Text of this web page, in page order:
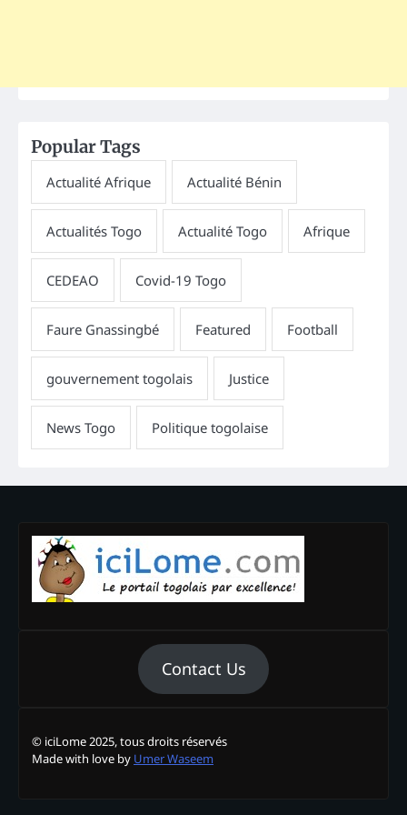
Popular Tags
Contact Us
© iciLome 2025, tous droits réservés
Made with love by Umer Waseem